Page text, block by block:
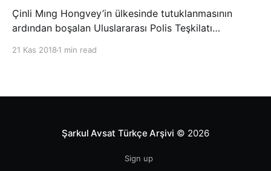
Çinli Mıng Hongvey’in ülkesinde tutuklanmasının
ardından boşalan Uluslararası Polis Teşkilatı
21 Kas 2018 1 min read
Şarkul Avsat Türkçe Arşivi © 2026
Sign up